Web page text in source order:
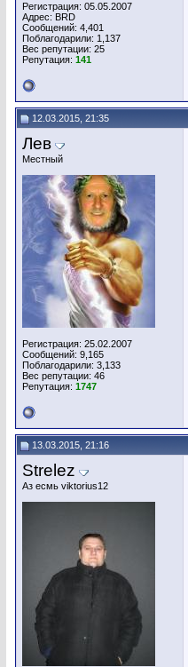
Регистрация: 05.05.2007
Адрес: BRD
Сообщений: 4,401
Поблагодарили: 1,137
Вес репутации: 25
Репутация: 141
12.03.2015, 21:35
Лев
Местный
Регистрация: 25.02.2007
Сообщений: 9,165
Поблагодарили: 3,133
Вес репутации: 46
Репутация: 1747
13.03.2015, 21:16
Strelez
Аз есмь viktorius12